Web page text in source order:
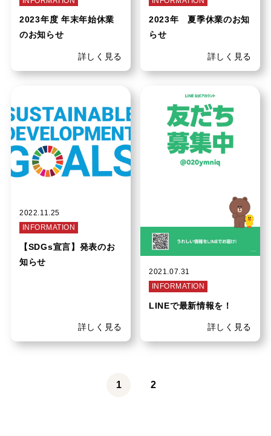
2023年度 年末年始休業
のお知らせ
詳しく見る
2023年 夏季休業のお知
らせ
詳しく見る
2022.11.25
INFORMATION
【SDGs宣言】発表のお
知らせ
詳しく見る
2021.07.31
INFORMATION
LINEで最新情報を！
詳しく見る
1 2